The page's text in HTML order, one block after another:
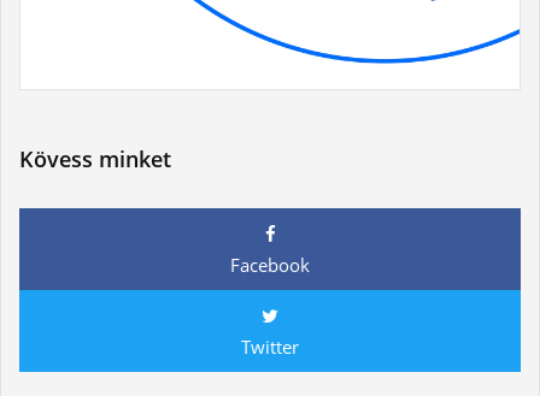
Kövess minket
Facebook
Twitter